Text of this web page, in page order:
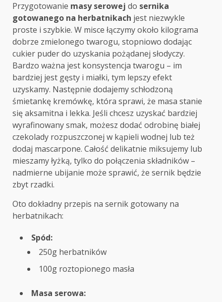
Przygotowanie masy serowej do sernika
gotowanego na herbatnikach jest niezwykle
proste i szybkie. W misce łączymy około kilograma
dobrze zmielonego twarogu, stopniowo dodając
cukier puder do uzyskania pożądanej słodyczy.
Bardzo ważna jest konsystencja twarogu – im
bardziej jest gęsty i miałki, tym lepszy efekt
uzyskamy. Następnie dodajemy schłodzoną
śmietankę kremówkę, która sprawi, że masa stanie
się aksamitna i lekka. Jeśli chcesz uzyskać bardziej
wyrafinowany smak, możesz dodać odrobinę białej
czekolady rozpuszczonej w kąpieli wodnej lub też
dodaj mascarpone. Całość delikatnie miksujemy lub
mieszamy łyżką, tylko do połączenia składników –
nadmierne ubijanie może sprawić, że sernik będzie
zbyt rzadki.
Oto dokładny przepis na sernik gotowany na
herbatnikach:
Spód:
250g herbatników
100g roztopionego masła
Masa serowa: